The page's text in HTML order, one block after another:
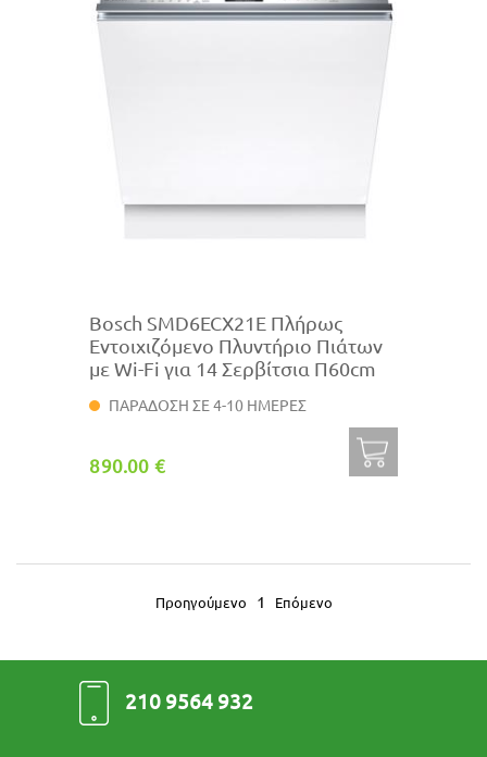
Bosch SMD6ECX21E Πλήρως
Εντοιχιζόμενο Πλυντήριο Πιάτων
με Wi-Fi για 14 Σερβίτσια Π60cm
ΠΑΡΑΔΟΣΗ ΣΕ 4-10 ΗΜΕΡΕΣ
890.00 €
Προηγούμενο 1 Επόμενο
210 9564 932